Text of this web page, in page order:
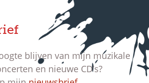
blijven van mijn muzikale
en nieuwe CD’s?